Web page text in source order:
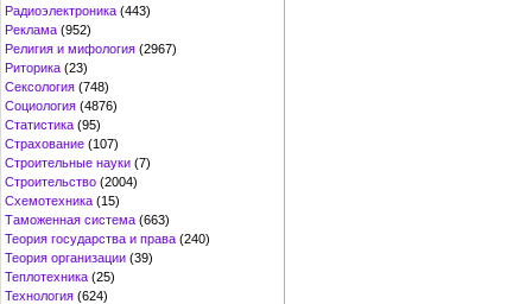
Радиоэлектроника (443)
Реклама (952)
Религия и мифология (2967)
Риторика (23)
Сексология (748)
Социология (4876)
Статистика (95)
Страхование (107)
Строительные науки (7)
Строительство (2004)
Схемотехника (15)
Таможенная система (663)
Теория государства и права (240)
Теория организации (39)
Теплотехника (25)
Технология (624)